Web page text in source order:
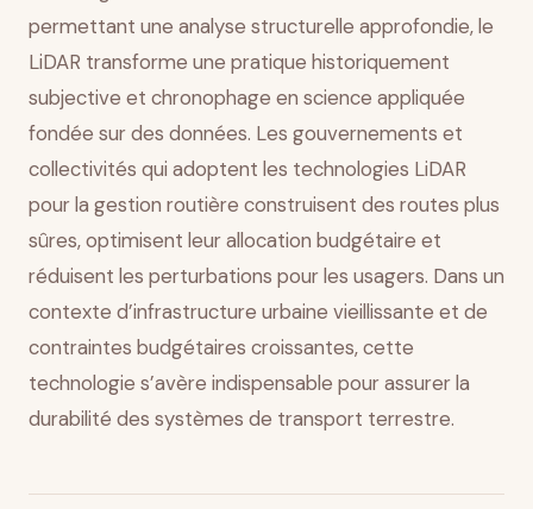
permettant une analyse structurelle approfondie, le
LiDAR transforme une pratique historiquement
subjective et chronophage en science appliquée
fondée sur des données. Les gouvernements et
collectivités qui adoptent les technologies LiDAR
pour la gestion routière construisent des routes plus
sûres, optimisent leur allocation budgétaire et
réduisent les perturbations pour les usagers. Dans un
contexte d’infrastructure urbaine vieillissante et de
contraintes budgétaires croissantes, cette
technologie s’avère indispensable pour assurer la
durabilité des systèmes de transport terrestre.